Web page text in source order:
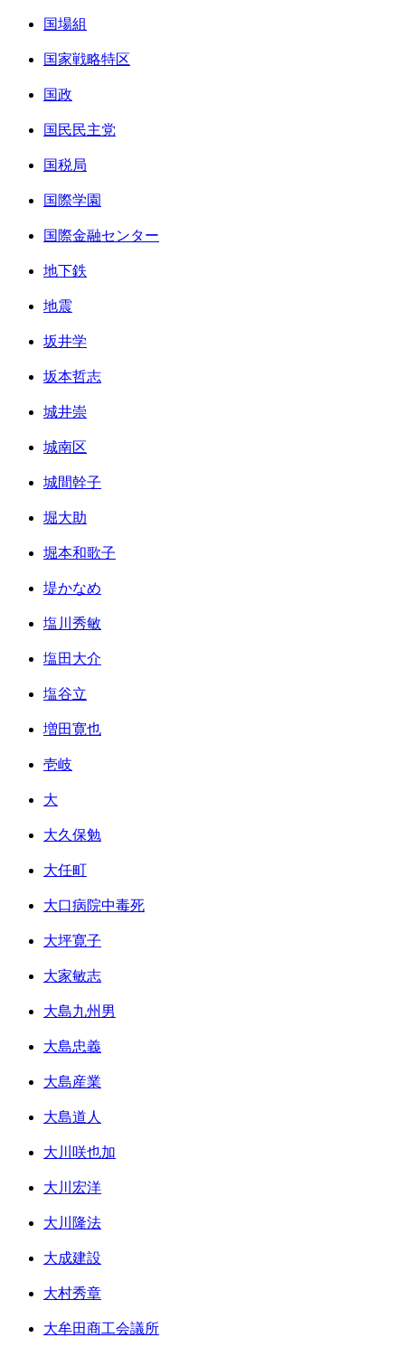
国場組
国家戦略特区
国政
国民民主党
国税局
国際学園
国際金融センター
地下鉄
地震
坂井学
坂本哲志
城井崇
城南区
城間幹子
堀大助
堀本和歌子
堤かなめ
塩川秀敏
塩田大介
塩谷立
増田寛也
壱岐
大
大久保勉
大任町
大口病院中毒死
大坪寛子
大家敏志
大島九州男
大島忠義
大島産業
大島道人
大川咲也加
大川宏洋
大川隆法
大成建設
大村秀章
大牟田商工会議所